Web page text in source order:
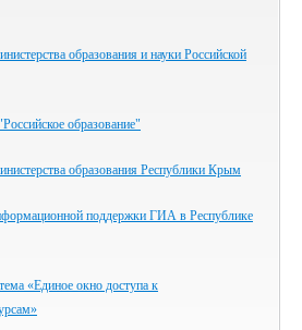
образования и науки Российской
образование"
образования Республики Крым
поддержки ГИА в Республике
«Единое окно доступа к